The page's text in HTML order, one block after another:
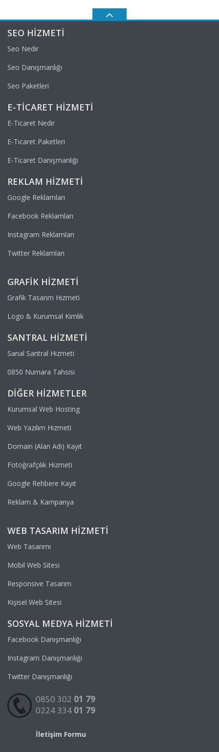
SEO HIZMETI
Seo Nedir
Seo Danışmanlığı
Seo Paketleri
E-TICARET HIZMETI
E-Ticaret Nedir
E-Ticaret Paketleri
E-Ticaret Danışmanlığı
REKLAM HIZMETI
Google Reklamları
Facebook Reklamları
Instagram Reklamları
Twitter Reklamları
GRAFIK HIZMETI
Grafik Tasarım Hizmeti
Logo & Kurumsal Kimlik
SANTRAL HIZMETI
Sanal Santral Hizmeti
0850 Numara Tahsisi
DIĞER HIZMETLER
Kurumsal Web Hosting
Web Yazılım Hizmeti
Domain (Alan Adı) Kayıt
Fotoğrafçılık Hizmeti
Google Rehbere Kayıt
Reklam & Kampanya
WEB TASARIM HIZMETI
Web Tasarımı
Mobil Web Sitesi
Responsive Tasarım
Kişisel Web Sitesi
SOSYAL MEDYA HIZMETI
Facebook Danışmanlığı
Instagram Danışmanlığı
Twitter Danışmanlığı
0850 302 01 79
0224 334 01 79
İletişim Formu